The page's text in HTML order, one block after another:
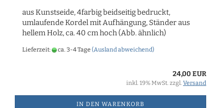
aus Kunstseide, 4farbig beidseitig bedruckt,
umlaufende Kordel mit Aufhängung, Ständer aus
hellem Holz, ca. 40 cm hoch (Abb. ähnlich)
Lieferzeit: ca. 3-4 Tage (Ausland abweichend)
24,00 EUR
inkl. 19% MwSt. zzgl. Versand
IN DEN WARENKORB